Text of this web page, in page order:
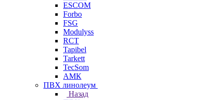
ESCOM
Forbo
FSG
Modulyss
RCT
Tapibel
Tarkett
TecSom
АМК
ПВХ линолеум
Назад